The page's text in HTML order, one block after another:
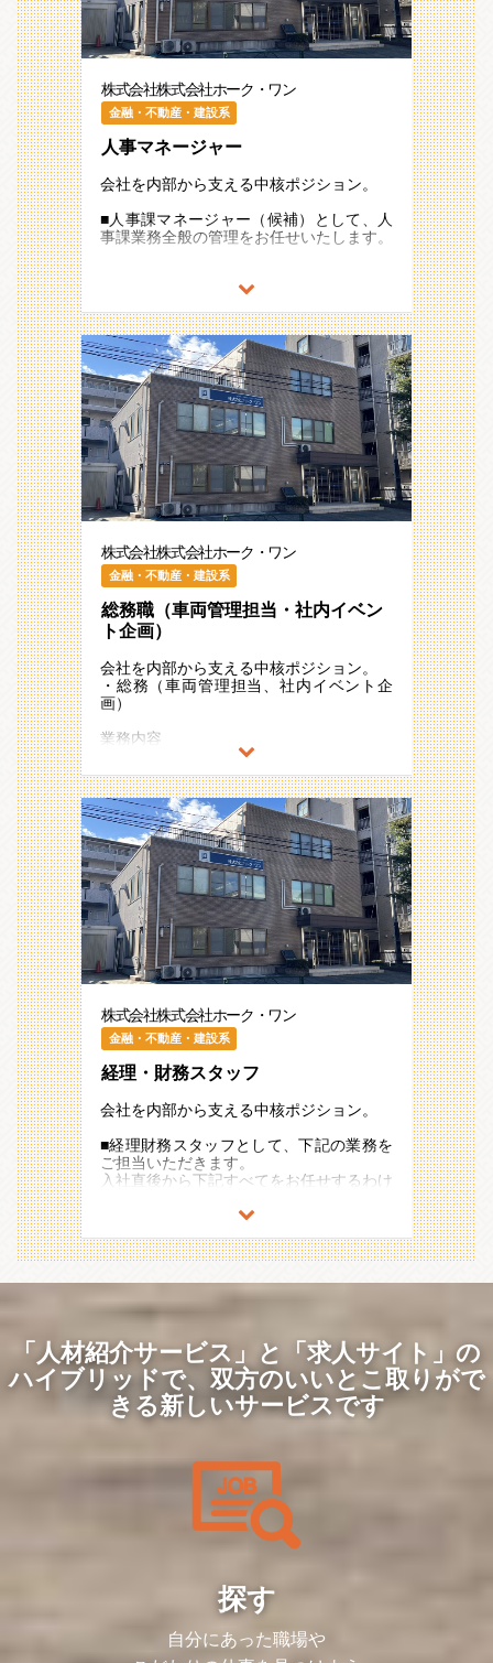
株式会社株式会社ホーク・ワン
金融・不動産・建設系
人事マネージャー
会社を内部から支える中核ポジション。
■人事課マネージャー（候補）として、人
事課業務全般の管理をお任せいたします。
・400名規模の企業の人事業務全般（採用
・給与計算
・勤怠管理
・社会保険手続き
・人事制度企画
・健康診断、ストレスチェック
・従業員面談 etc...
オープンハウスグループ参画後、飛躍的な
成長を続ける環境の中で、様々なことにチ
ャレンジしスキルアップが叶えられるポジ
ションです。
※人事課は課長以下4名体制の少数精鋭で
株式会社株式会社ホーク・ワン
金融・不動産・建設系
総務職（車両管理担当・社内イベン
ト企画）
会社を内部から支える中核ポジション。
・総務（車両管理担当、社内イベント企
画）
業務内容
総務部にて社内イベントや各種管理・整備
業務など会社全体の幅広い業務に携わって
いただきます。経営陣との距離の近さがあ
るため、裁量があり、スピード感もって取
り組みができます。
オープンハウスグループ参画後、飛躍的な
成長を続ける環境の中で、様々なことにチ
ャレンジしスキルアップが叶えられるポジ
ションです。
※総務課は課長以下5名体制で行っており
ます。
株式会社株式会社ホーク・ワン
金融・不動産・建設系
経理・財務スタッフ
会社を内部から支える中核ポジション。
■経理財務スタッフとして、下記の業務を
ご担当いただきます。
入社直後から下記すべてをお任せするわけ
【業務内容】
月次及び四半期・年次決算業務
日常の販売・仕入・経費情報の入力
【業務詳細】
・伝票入力
・経費申請・精算内容の確認
・担当する勘定科目の残高確認・内容精査
・財務会計全般、銀行口座管理
・資金繰り、銀行融資取引の補助業務
・営業拠点別現金管理
・伝票入力にあたっては、同社の基幹シス
テム又は会計システムへの入力となりま
・経費の申請・精算につきましては、「楽
・将来的には部内の中核人材として、経理
財務全般のスキルアップが図れる環境をご
用意しています。
オープンハウスグループ参画後、飛躍的な
成長を続ける環境の中で、様々なことにチ
「人材紹介サービス」と「求人サイト」の
ハイブリッドで、 双方のいいとこ取りがで
きる新しいサービスです
探す
自分にあった職場や